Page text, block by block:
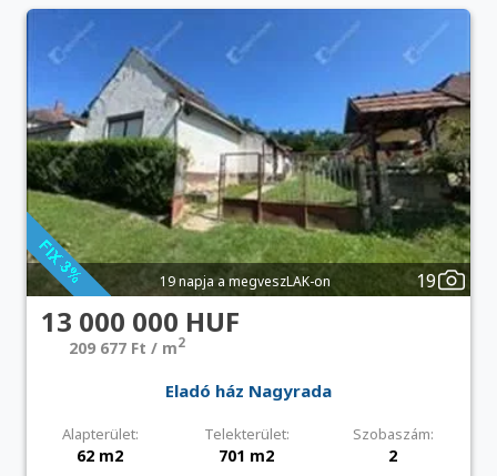
19 napja a megveszLAK-on 19
13 000 000 HUF
209 677 Ft / m2
Eladó ház Nagyrada
Alapterület: Telekterület: Szobaszám:
62 m2 701 m2 2